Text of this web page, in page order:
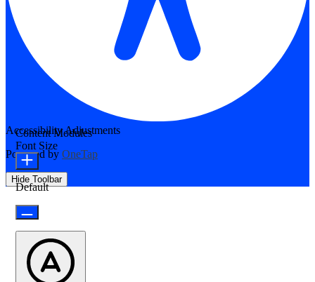
Accessibility Adjustments
Powered by OneTap
Hide Toolbar
Content Modules
Font Size
Default